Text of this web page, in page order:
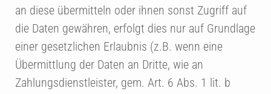
an diese übermitteln oder ihnen sonst Zugriff auf
die Daten gewähren, erfolgt dies nur auf Grundlage
einer gesetzlichen Erlaubnis (z.B. wenn eine
Übermittlung der Daten an Dritte, wie an
Zahlungsdienstleister, gem. Art. 6 Abs. 1 lit. b